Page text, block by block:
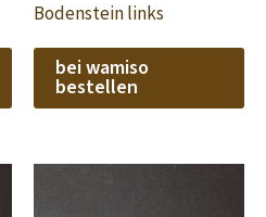
Bodenstein links
bei wamiso
bestellen